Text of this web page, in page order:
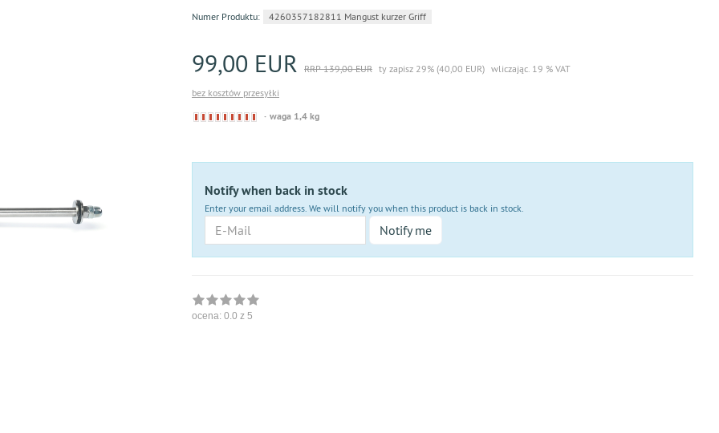
Numer Produktu: 4260357182811 Mangust kurzer Griff
99,00 EUR RRP 139,00 EUR ty zapisz 29% (40,00 EUR) wliczając. 19 % VAT
bez kosztów przesyłki
Derzeit
waga 1,4 kg
Notify when back in stock
Enter your email address. We will notify you when this product is back in stock.
Mail
Notify me
ocena: 0.0 z 5